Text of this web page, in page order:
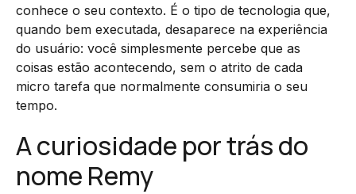
conhece o seu contexto. É o tipo de tecnologia que,
quando bem executada, desaparece na experiência
do usuário: você simplesmente percebe que as
coisas estão acontecendo, sem o atrito de cada
micro tarefa que normalmente consumiria o seu
tempo.
A curiosidade por trás do
nome Remy